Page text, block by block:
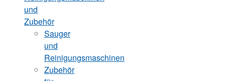
und
Zubehör
Sauger
und
Reinigungsmaschinen
Zubehör